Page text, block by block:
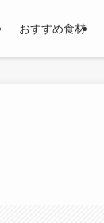
おすすめ食材